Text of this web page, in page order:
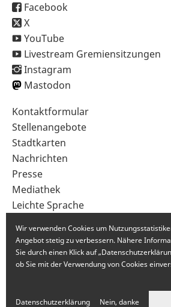
Facebook
X
YouTube
Livestream Gremiensitzungen
Instagram
Mastodon
Sekundärnavigation
im
Fußbereich
Kontaktformular
Stellenangebote
Stadtkarten
Nachrichten
Presse
Mediathek
Leichte Sprache
Wir verwenden Cookies um
Angebot stetig zu verbessern. Nähere
Sie durch einen Klick auf
ob Sie mit der Verwendung von Cookies
Datenschutzerklärung Nein, danke